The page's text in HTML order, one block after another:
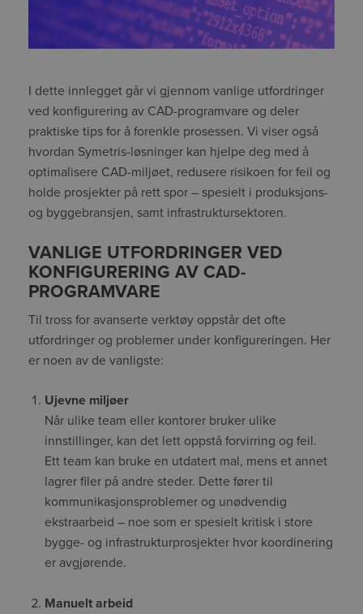
I dette innlegget går vi gjennom vanlige utfordringer
ved konfigurering av CAD-programvare og deler
praktiske tips for å forenkle prosessen. Vi viser også
hvordan Symetris-løsninger kan hjelpe deg med å
optimalisere CAD-miljøet, redusere risikoen for feil og
holde prosjekter på rett spor – spesielt i produksjons-
og byggebransjen, samt infrastruktursektoren.
VANLIGE UTFORDRINGER VED
KONFIGURERING AV CAD-
PROGRAMVARE
Til tross for avanserte verktøy oppstår det ofte
utfordringer og problemer under konfigureringen. Her
er noen av de vanligste:
Ujevne miljøer
Når ulike team eller kontorer bruker ulike
innstillinger, kan det lett oppstå forvirring og feil.
Ett team kan bruke en utdatert mal, mens et annet
lagrer filer på andre steder. Dette fører til
kommunikasjonsproblemer og unødvendig
ekstraarbeid – noe som er spesielt kritisk i store
bygge- og infrastrukturprosjekter hvor koordinering
er avgjørende.
Manuelt arbeid